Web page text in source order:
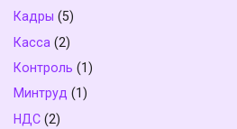
Кадры (5)
Касса (2)
Контроль (1)
Минтруд (1)
НДС (2)